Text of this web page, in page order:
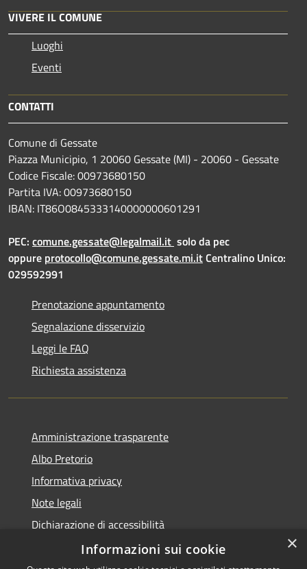
VIVERE IL COMUNE
Luoghi
Eventi
CONTATTI
Comune di Gessate
Piazza Municipio, 1 20060 Gessate (MI) - 20060 - Gessate
Codice Fiscale: 00973680150
Partita IVA: 00973680150
IBAN: IT86O0845333140000000601291
PEC: comune.gessate@legalmail.it solo da pec
oppure protocollo@comune.gessate.mi.itCentralino Unico:
029592991
Prenotazione appuntamento
Segnalazione disservizio
Leggi le FAQ
Richiesta assistenza
Amministrazione trasparente
Albo Pretorio
Informativa privacy
Note legali
Dichiarazione di accessibilità
Dichiarazione di accessibilità dal 2025
×
Informazioni sui cookie